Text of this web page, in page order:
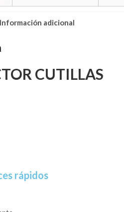
Información adicional
CUTILLAS
rápidos